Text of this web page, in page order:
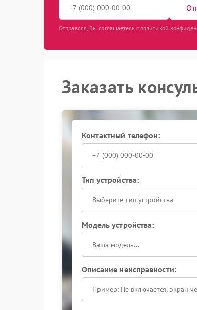
Отправляя, Вы соглашаетесь с политикой
Заказать
Контактный телефон:
Тип устройства:
Выберите тип устройства
Модель устройства:
Описание неисправности: